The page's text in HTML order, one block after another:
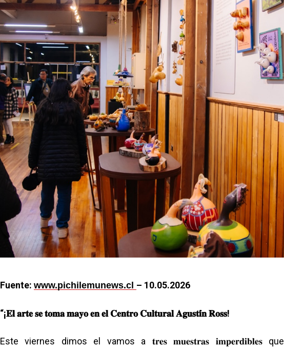
Fuente: www.pichilemunews.cl – 10.05.2026
“¡𝐄𝐥𝐚𝐫𝐭𝐞𝐬𝐞𝐭𝐨𝐦𝐚𝐦𝐚𝐲𝐨𝐞𝐧𝐞𝐥𝐂𝐞𝐧𝐭𝐫𝐨𝐂𝐮𝐥𝐭𝐮𝐫𝐚𝐥𝐀𝐠𝐮𝐬𝐭𝐢𝐧𝐑𝐨𝐬𝐬!
Este viernes dimos el vamos a 𝐭𝐫𝐞𝐬 𝐦𝐮𝐞𝐬𝐭𝐫𝐚𝐬 𝐢𝐦𝐩𝐞𝐫𝐝𝐢𝐛𝐥𝐞𝐬